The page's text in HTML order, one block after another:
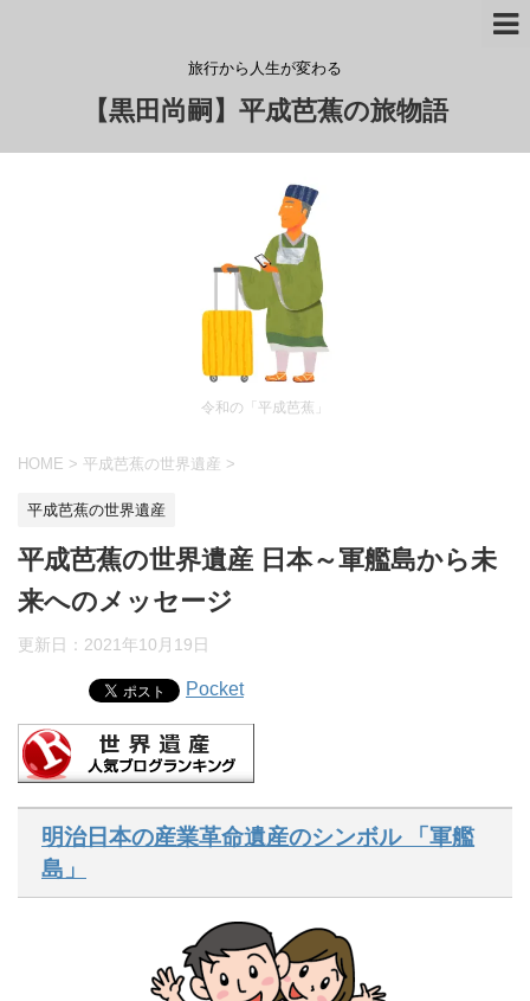
旅行から人生が変わる
【黒田尚嗣】平成芭蕉の旅物語
令和の「平成芭蕉」
HOME > 平成芭蕉の世界遺産 >
平成芭蕉の世界遺産
平成芭蕉の世界遺産 日本～軍艦島から未
来へのメッセージ
更新日： 2021年10月19日
Pocket
明治日本の産業革命遺産のシンボル 「軍艦
島」